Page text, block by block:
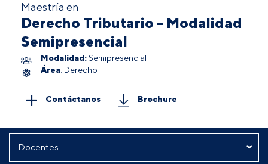
Maestría en
Derecho Tributario - Modalidad
Semipresencial
Modalidad: Semipresencial
Área: Derecho
Contáctanos Brochure